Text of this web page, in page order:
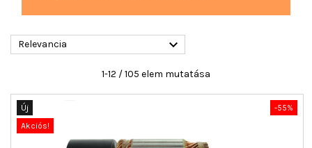
Relevancia 
1-12 / 105 elem mutatása
-55%
Új
Akciós!